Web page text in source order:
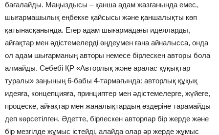
бағалайды. Маңыздысы – қанша адам жазғанында емес,
шығармашылық еңбекке қайсысы және қаншалықты көп
қатынасқанында. Егер адам шығармадағы идеяларды,
айғақтар мен әдістемелерді өңдеумен ғана айналысса, онда
ол адам шығарманың авторы немесе бірлескен авторы бола
алмайды. Себебі ҚР «Авторлық және аралас құқықтар
туралы» заңының 6-бабы 4-тармағында: авторлық құқық
идеяға, концепцияға, принциптер мен әдістемелерге, жүйеге,
процеске, айғақтар мен жаңалықтардың өздеріне тарамайды
деп көрсетілген. Әдетте, бірлескен авторлар бір жерде және
бір мезгілде жұмыс істейді, алайда олар әр жерде жұмыс